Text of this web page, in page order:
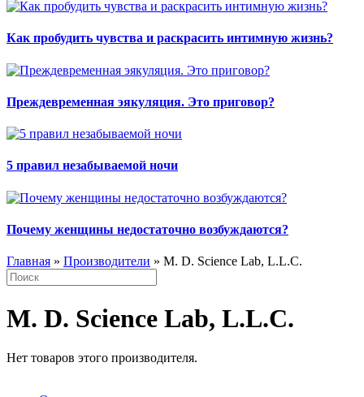
Как пробудить чувства и раскрасить интимную жизнь?
Преждевременная эякуляция. Это приговор?
5 правил незабываемой ночи
Почему женщины недостаточно возбуждаются?
Главная » Производители » M. D. Science Lab, L.L.C.
M. D. Science Lab, L.L.C.
Нет товаров этого производителя.